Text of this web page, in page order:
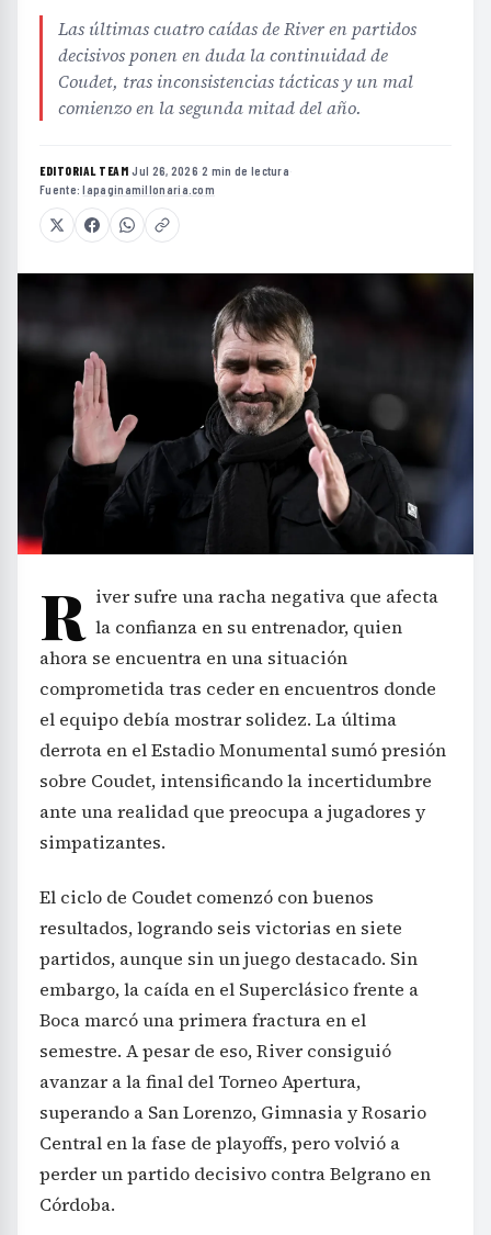
Las últimas cuatro caídas de River en partidos
decisivos ponen en duda la continuidad de
Coudet, tras inconsistencias tácticas y un mal
comienzo en la segunda mitad del año.
EDITORIAL TEAM·Jul 26, 2026·2 min de lectura·
Fuente:lapaginamillonaria.com
R iver sufre una racha negativa que afecta
la confianza en su entrenador, quien
ahora se encuentra en una situación
comprometida tras ceder en encuentros donde
el equipo debía mostrar solidez. La última
derrota en el Estadio Monumental sumó presión
sobre Coudet, intensificando la incertidumbre
ante una realidad que preocupa a jugadores y
simpatizantes.
El ciclo de Coudet comenzó con buenos
resultados, logrando seis victorias en siete
partidos, aunque sin un juego destacado. Sin
embargo, la caída en el Superclásico frente a
Boca marcó una primera fractura en el
semestre. A pesar de eso, River consiguió
avanzar a la final del Torneo Apertura,
superando a San Lorenzo, Gimnasia y Rosario
Central en la fase de playoffs, pero volvió a
perder un partido decisivo contra Belgrano en
Córdoba.